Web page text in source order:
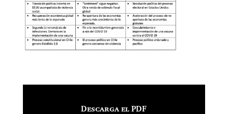
Descarga el PDF